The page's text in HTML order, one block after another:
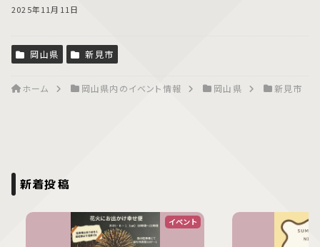
2025年11月11日
岡山県 新見市
ホーム 岡山県内のイベント情報 岡山県 新見市
新着投稿
イベント